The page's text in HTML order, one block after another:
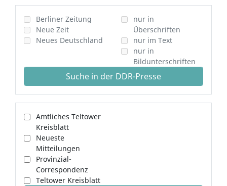
Berliner Zeitung
Neue Zeit
Neues Deutschland
nur in
Überschriften
nur im Text
nur in
Bildunterschriften
Suche in der DDR-Presse
Amtliches Teltower
Kreisblatt
Neueste
Mitteilungen
Provinzial-
Correspondenz
Teltower Kreisblatt